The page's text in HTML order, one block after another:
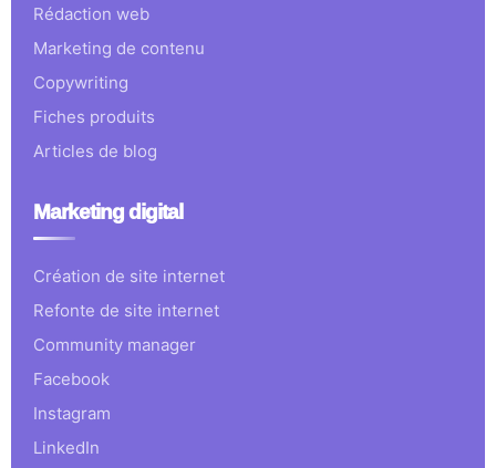
Rédaction web
Marketing de contenu
Copywriting
Fiches produits
Articles de blog
Marketing digital
Création de site internet
Refonte de site internet
Community manager
Facebook
Instagram
LinkedIn